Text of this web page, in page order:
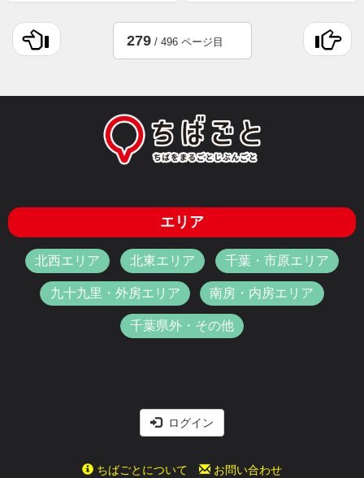
279/ 496 ページ目
エリア
北西エリア 北東エリア 千葉・市原エリア
九十九里・外房エリア 南房・内房エリア
千葉県外・その他
ログイン
ちばごとについて お問い合わせ